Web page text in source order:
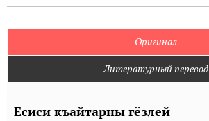
Оригинал
Литературный перевод
Есиси къайтарны гёзлей